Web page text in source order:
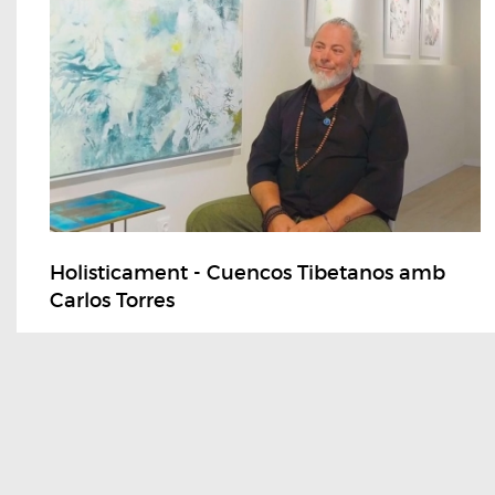
Holisticament - Cuencos Tibetanos amb
Carlos Torres